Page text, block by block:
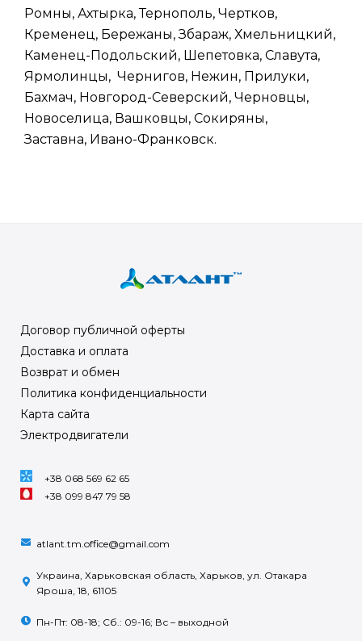
Ромны, Ахтырка, Тернополь, Чертков,
Кременец, Бережаны, Збараж, Хмельницкий,
Каменец-Подольский, Шепетовка, Славута,
Ярмолинцы, Чернигов, Нежин, Прилуки,
Бахмач, Новгород-Северский, Черновцы,
Новоселица, Вашковцы, Сокиряны,
Заставна, Ивано-Франковск.
Договор публичной оферты
Доставка и оплата
Возврат и обмен
Политика конфиденциальности
Карта сайта
Электродвигатели
+38 068 569 62 65
+38 099 847 79 58
atlant.tm.office@gmail.com
Украина, Харьковская область, Харьков, ул. Отакара
Яроша, 18, 61105
Пн-Пт: 08-18; Сб.: 09-16; Вс – выходной